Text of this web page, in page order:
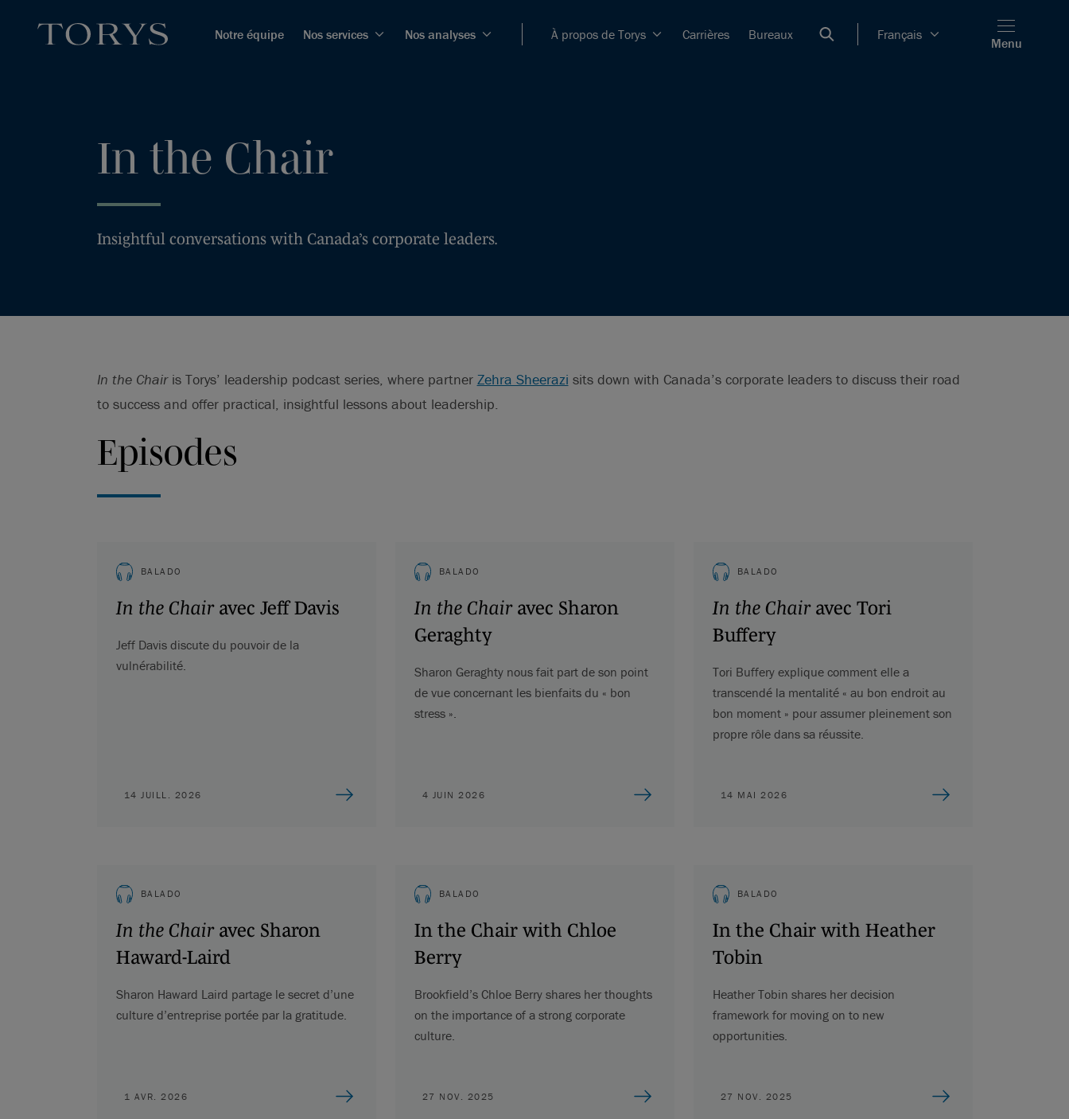
Notre équipe Nos services Nos analyses À propos de Torys Carrières Bureaux Français
Menu
In the Chair
Insightful conversations with Canada’s corporate leaders.
In the Chairis Torys’ leadership podcast series, where partner Zehra Sheerazi sits down with Canada’s corporate leaders to discuss their road
to success and offer practical, insightful lessons about leadership.
Episodes
BALADO
In the Chairavec Jeff Davis
Jeff Davis discute du pouvoir de la
vulnérabilité.
14 JUILL. 2026
BALADO
In the Chairavec Sharon
Geraghty
Sharon Geraghty nous fait part de son point
de vue concernant les bienfaits du « bon
stress ».
4 JUIN 2026
BALADO
In the Chairavec Tori
Buffery
Tori Buffery explique comment elle a
transcendé la mentalité « au bon endroit au
bon moment » pour assumer pleinement son
propre rôle dans sa réussite.
14 MAI 2026
BALADO
In the Chairavec Sharon
Haward-Laird
Sharon Haward Laird partage le secret d’une
culture d’entreprise portée par la gratitude.
1 AVR. 2026
BALADO
In the Chair with Chloe
Berry
Brookfield’s Chloe Berry shares her thoughts
on the importance of a strong corporate
culture.
27 NOV. 2025
BALADO
In the Chair with Heather
Tobin
Heather Tobin shares her decision
framework for moving on to new
opportunities.
27 NOV. 2025